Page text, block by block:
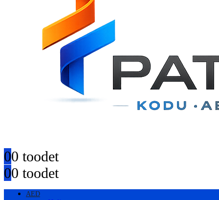
00 toodet
00 toodet
AED